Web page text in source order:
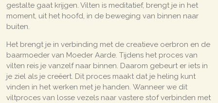
gestalte gaat krijgen. Vilten is meditatief, brengt je in het
moment, uit het hoofd, in de beweging van binnen naar
buiten.
Het brengt je in verbinding met de creatieve oerbron en de
baarmoeder van Moeder Aarde. Tijdens het proces van
vilten reis je vanzelf naar binnen. Daarom gebeurt er iets in
je ziel als je creëert. Dit proces maakt dat je heling kunt
vinden in het werken met je handen. Wanneer we dit
viltproces van losse vezels naar vastere stof verbinden met